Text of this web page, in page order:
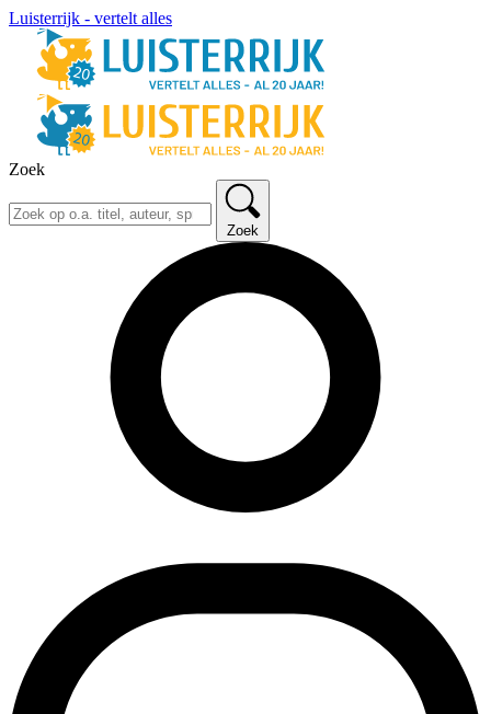
Luisterrijk - vertelt alles
Zoek
Zoek